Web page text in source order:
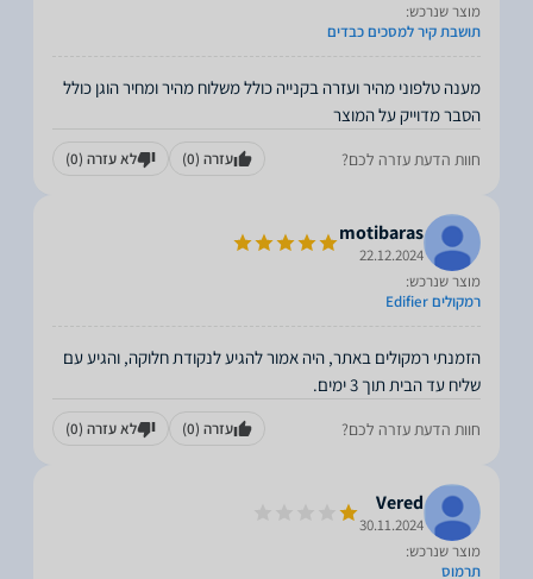
מוצר שנרכש:
תושבת קיר למסכים כבדים
מענה טלפוני מהיר ועזרה בקנייה כולל משלוח מהיר ומחיר הוגן כולל
הסבר מדוייק על המוצר
חוות הדעת עזרה לכם? עזרה (0) לא עזרה (0)
motibaras
22.12.2024
מוצר שנרכש:
רמקולים Edifier
הזמנתי רמקולים באתר, היה אמור להגיע לנקודת חלוקה, והגיע עם
שליח עד הבית תוך 3 ימים.
חוות הדעת עזרה לכם? עזרה (0) לא עזרה (0)
Vered
30.11.2024
מוצר שנרכש:
תרמוס